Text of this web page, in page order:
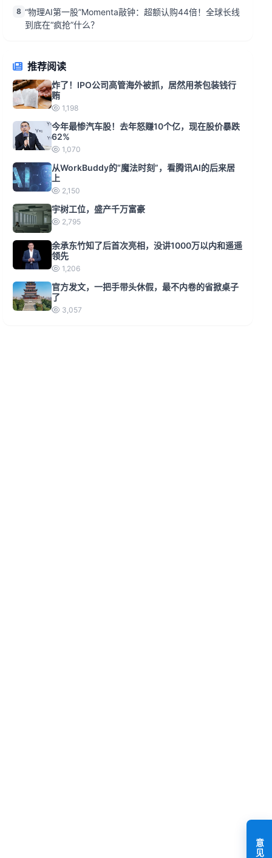
8 “物理AI第一股”Momenta敲钟：超额认购44倍！全球长线
到底在“疯抢”什么？
推荐阅读
炸了！IPO公司高管海外被抓，居然用茶包装钱行
贿
1,198
今年最惨汽车股！去年怒赚10个亿，现在股价暴跌
62%
1,070
从WorkBuddy的“魔法时刻”，看腾讯AI的后来居
上
2,150
宇树工位，盛产千万富豪
2,795
余承东竹知了后首次亮相，没讲1000万以内和遥遥
领先
1,206
官方发文，一把手带头休假，最不内卷的省掀桌子
了
3,057